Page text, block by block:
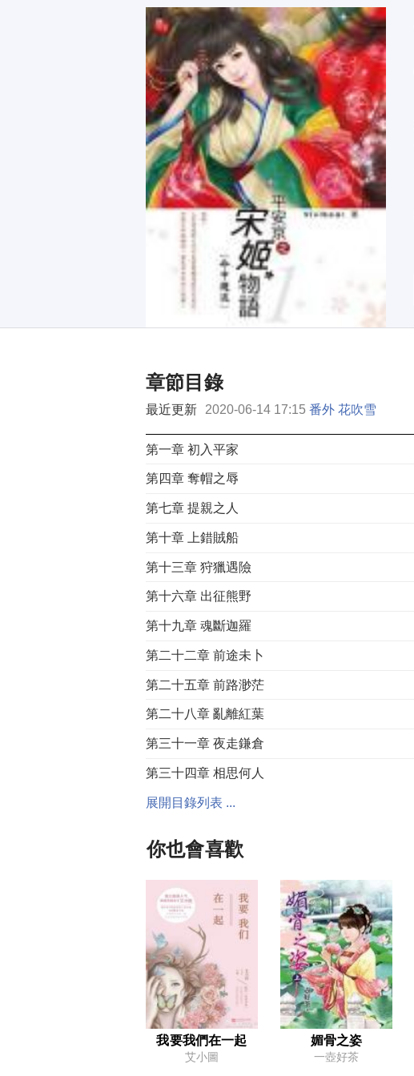
章節目錄
最近更新 2020-06-14 17:15 番外 花吹雪
第一章 初入平家
第四章 奪帽之辱
第七章 提親之人
第十章 上錯賊船
第十三章 狩獵遇險
第十六章 出征熊野
第十九章 魂斷迦羅
第二十二章 前途未卜
第二十五章 前路渺茫
第二十八章 亂離紅葉
第三十一章 夜走鎌倉
第三十四章 相思何人
第三十七章 不待急風
番外 重衡の再世幽蓮（二）
展開目錄列表 ...
你也會喜歡
我要我們在一起
艾小圖
媚骨之姿
一壺好茶